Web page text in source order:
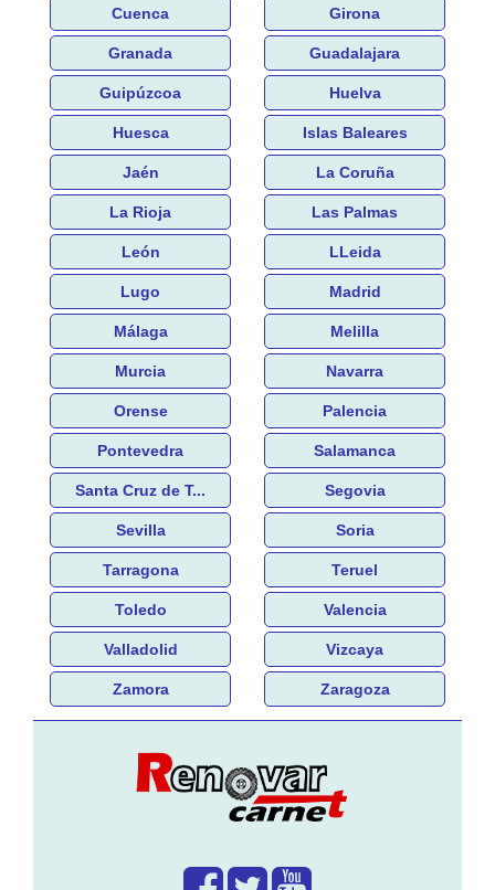
Cuenca Girona
Granada Guadalajara
Guipúzcoa Huelva
Huesca Islas Baleares
Jaén La Coruña
La Rioja Las Palmas
León LLeida
Lugo Madrid
Málaga Melilla
Murcia Navarra
Orense Palencia
Pontevedra Salamanca
Santa Cruz de T... Segovia
Sevilla Soria
Tarragona Teruel
Toledo Valencia
Valladolid Vizcaya
Zamora Zaragoza